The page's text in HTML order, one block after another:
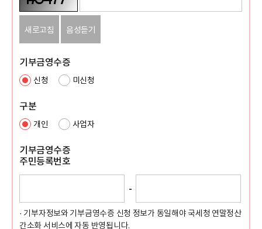
새로고침 음성듣기
기부금영수증
신청 미신청
구분
개인 사업자
기부금영수증
주민등록번호
-
· 기부자정보와 기부금영수증 신청 정보가 동일해야 국세청 연말정산
간소화 서비스에 자동 반영됩니다.